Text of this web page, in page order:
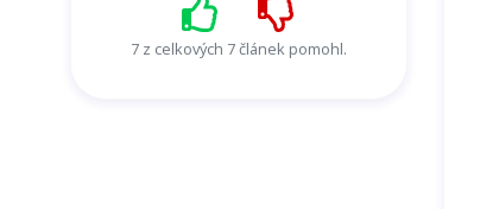
7 z celkových 7 článek pomohl.